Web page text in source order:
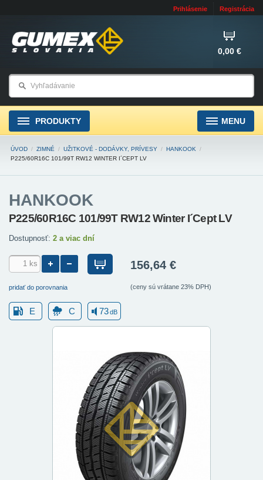
Prihlásenie Registrácia
0,00 €
PRODUKTY MENU
ÚVOD / ZIMNÉ / UŽITKOVÉ - DODÁVKY, PRÍVESY / HANKOOK
/
P225/60R16C 101/99T RW12 WINTER I´CEPT LV
HANKOOK
P225/60R16C 101/99T RW12 Winter I´Cept LV
Dostupnosť: 2 a viac dní
pridať do porovnania
156,64 €
(ceny sú vrátane 23% DPH)
E C 73dB